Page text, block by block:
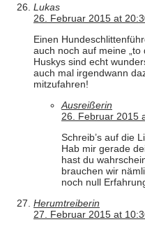
Lukas
26. Februar 2015 at
Einen
auch noch auf meine „to
Huskys sind echt
auch mal irgendwann
mitzufahren!
Ausreißerin
26. Februar 2015
Schreib’s auf die
Hab mir gerade
hast du
brauchen wir
noch null
Herumtreiberin
27. Februar 2015 at